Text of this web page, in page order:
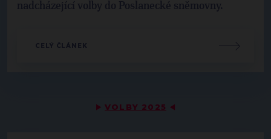
▶ VOLBY 2025 ◀
nadcházející volby do Poslanecké sněmovny.
CELÝ ČLÁNEK